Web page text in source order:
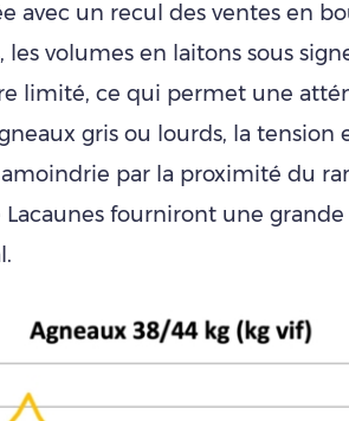
avec un recul des ventes en
les volumes en laitons sous
limité, ce qui permet une
gris ou lourds, la tension
par la proximité du
Lacaunes fourniront une